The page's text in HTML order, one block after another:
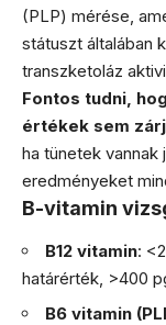
(PLP) mérése,
státuszt általában
transzketoláz
Fontos tudni,
értékek sem
ha tünetek vannak
eredményeket
B-vitamin
B12 vitamin:
határérték, >400
B6 vitamin